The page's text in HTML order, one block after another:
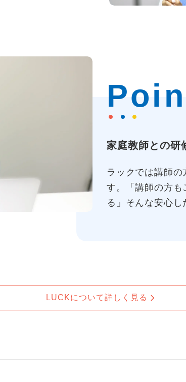
家庭教師との研
ラックでは講師の
す。「講師の方も
る」そんな安心し
LUCKについて詳しく見る